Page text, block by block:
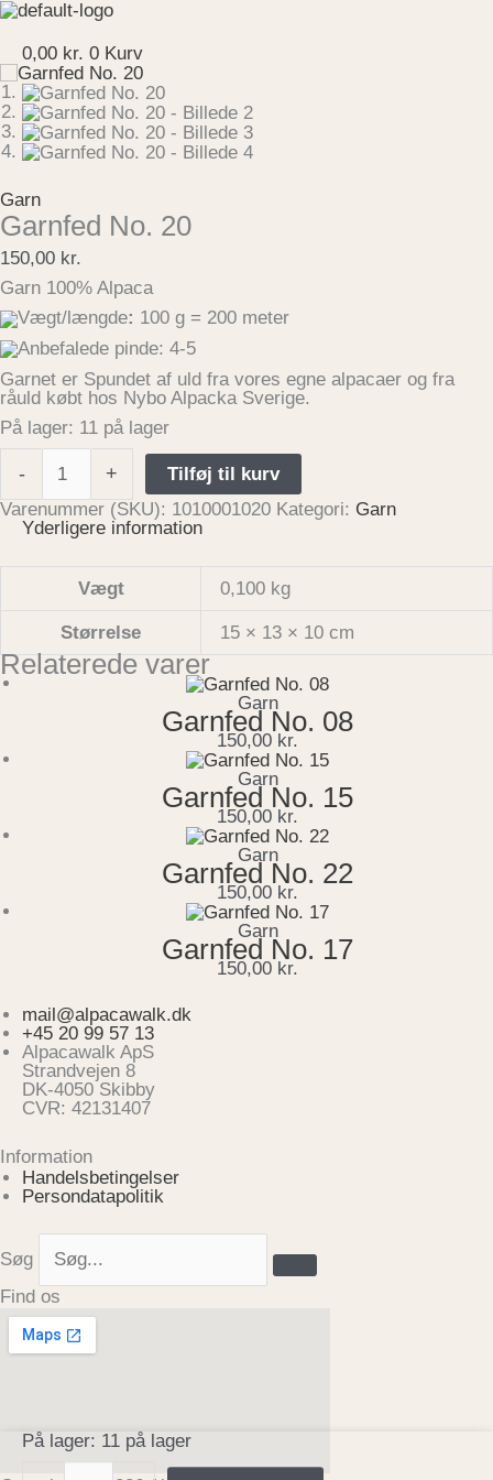
Gå
indholdet
0,00 kr. 0 Kurv
Garn
Garnfed No. 20
150,00 kr.
Garn 100% Alpaca
Vægt/længde: 100 g = 200 meter
Anbefalede pinde: 4-5
Garnet er Spundet af uld fra vores egne alpacaer og fra
råuld købt hos Nybo Alpacka Sverige.
På lager: 11 på lager
-
Garnfed
antal
+
Tilføj til kurv
Varenummer (SKU): 1010001020 Kategori: Garn
Yderligere information
Vægt 0,100 kg
Størrelse 15 × 13 × 10 cm
Relaterede varer
Garn
Garnfed No. 08
150,00 kr.
Garn
Garnfed No. 15
150,00 kr.
Garn
Garnfed No. 22
150,00 kr.
Garn
Garnfed No. 17
150,00 kr.
mail@alpacawalk.dk
+45 20 99 57 13
Alpacawalk ApS
Strandvejen 8
DK-4050 Skibby
CVR: 42131407
Information
Handelsbetingelser
Persondatapolitik
Søg
Find os
På lager: 11 på lager
Garnfed